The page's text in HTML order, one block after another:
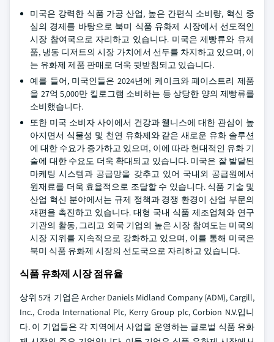
미국은 강력한 식품 가공 산업, 높은 간편식 소비량, 혁신 중
심의 경제를 바탕으로 북미 식품 유화제 시장에서 선도적인
시장 참여국으로 자리하고 있습니다. 미국은 제빵류와 유제
품, 냉동 디저트의 시장 가치에서 선두를 차지하고 있으며, 이
는 유화제 제품 판매로 더욱 뒷받침되고 있습니다.
예를 들어, 미국인들은 2024년에 케이크와 페이스트리 제품
을 27억 5,000만 킬로그램 소비하는 등 상당한 양의 제빵류를
소비했습니다.
또한 미국 소비자 사이에서 건강과 웰니스에 대한 관심이 높
아지면서 식물성 및 천연 유화제와 같은 새로운 유화 솔루션
에 대한 수요가 증가하고 있으며, 이에 따라 현대적인 유화 기
술에 대한 수요도 더욱 확대되고 있습니다. 미국은 잘 발달된
마케팅 시스템과 공급망을 갖추고 있어 국내외 공급원에서
원재료를 더욱 효율적으로 조달할 수 있습니다. 식품 기술 및
산업 혁신 분야에서는 규제 정책과 경쟁 환경이 산업 부문의
재편을 촉진하고 있습니다. 대형 국내 식품 제조업체와 연구
기관의 활동, 그리고 외국 기업의 높은 시장 참여도는 미국의
시장 지위를 지속적으로 강화하고 있으며, 이를 통해 미국은
북미 식품 유화제 시장의 선도국으로 자리하고 있습니다.
식품 유화제 시장 점유율
상위 5개 기업은 Archer Daniels Midland Company (ADM), Cargill,
Inc., Croda International Plc, Kerry Group plc, Corbion N.V.입니
다. 이 기업들은 각 지역에서 사업을 운영하는 글로벌 식품 유화